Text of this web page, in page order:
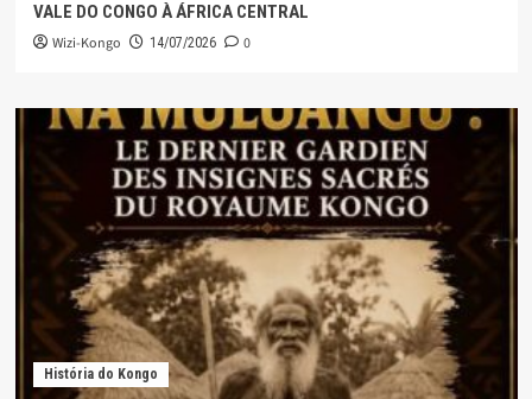
VALE DO CONGO À ÁFRICA CENTRAL
Wizi-Kongo 14/07/2026 0
História do Kongo